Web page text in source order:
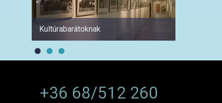
Kultúrabarátoknak
+36 68/512 260